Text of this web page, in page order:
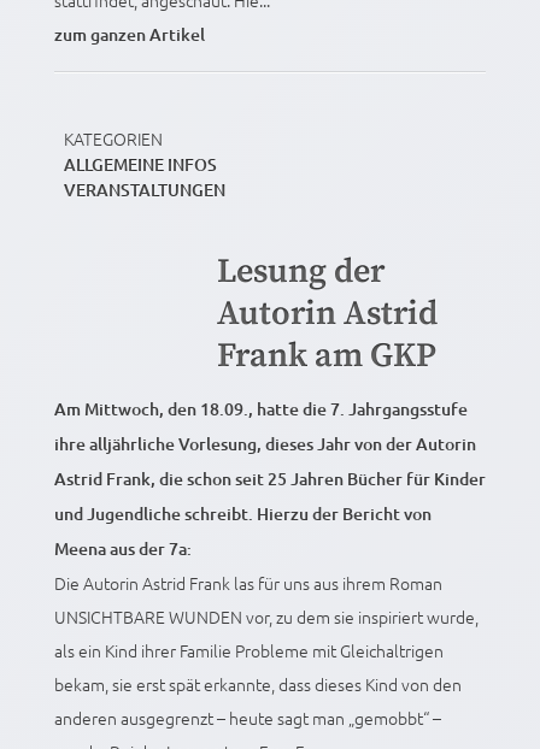
zum ganzen Artikel
KATEGORIEN
ALLGEMEINE INFOS
VERANSTALTUNGEN
Lesung der
Autorin Astrid
Frank am GKP
Am Mittwoch, den 18.09., hatte die 7. Jahrgangsstufe
ihre alljährliche Vorlesung, dieses Jahr von der Autorin
Astrid Frank, die schon seit 25 Jahren Bücher für Kinder
und Jugendliche schreibt. Hierzu der Bericht von
Meena aus der 7a:
Die Autorin Astrid Frank las für uns aus ihrem Roman
UNSICHTBARE WUNDEN vor, zu dem sie inspiriert wurde,
als ein Kind ihrer Familie Probleme mit Gleichaltrigen
bekam, sie erst spät erkannte, dass dieses Kind von den
anderen ausgegrenzt – heute sagt man „gemobbt“ –